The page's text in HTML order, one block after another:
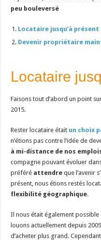
peu bouleversé
Locataire jusqu’à présent
Devenir propriétaire
Locataire
Faisons tout d’abord un point
2015.
Rester locataire était un choix
n’étions pas contre l’idée de
à mi-distance de nos
compagne pouvant évoluer
préféré attendre que l’avenir
présent, nous étions restés
flexibilité géographique.
Il nous était également possible
louons actuellement depuis
d’acheter plus grand.